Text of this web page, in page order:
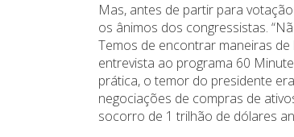
Mas, antes de partir para
os ânimos dos congressistas.
Temos de encontrar maneiras
entrevista ao programa 60
prática, o temor do presidente
negociações de compras de
socorro de 1 trilhão de dólares